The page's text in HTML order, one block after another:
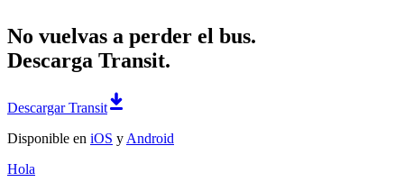
No vuelvas a perder el bus.
Descarga Transit.
Descargar Transit
Disponible en iOS y Android
Hola